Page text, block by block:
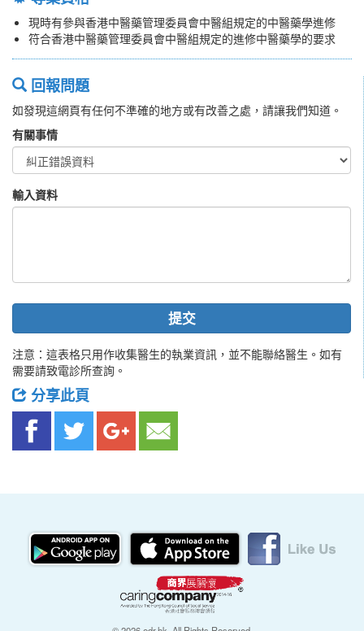
現時有參與香港中醫藥管理委員會中醫組規定的中醫藥學進修
符合香港中醫藥管理委員會中醫組規定的進修中醫藥學的要求
回報問題
如發現這網頁有任何不準確的地方或有改善之處，請讓我們知道。
有關事情
輸入資料
提交
注意：這表格只用作收集醫生的執業資訊，並不能聯絡醫生。如有
需要請致電診所查詢。
分享此頁